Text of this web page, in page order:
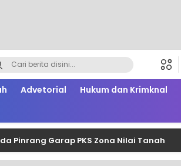
Advetorial Hukum dan Krimknal
Garap PKS Zona Nilai Tanah